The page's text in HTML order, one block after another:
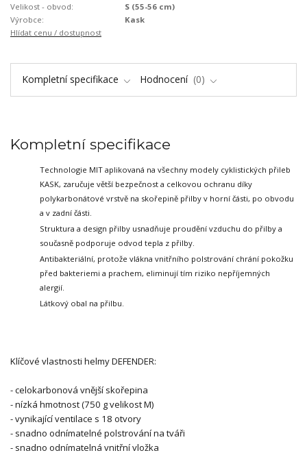
Velikost - obvod:
S (55-56 cm)
Výrobce:
Kask
Hlídat cenu / dostupnost
Kompletní specifikace Hodnocení 0
Kompletní specifikace
Technologie MIT aplikovaná na všechny modely cyklistických přileb
KASK, zaručuje větší bezpečnost a celkovou ochranu díky
polykarbonátové vrstvě na skořepině přilby v horní části, po obvodu
a v zadní části.
Struktura a design přilby usnadňuje proudění vzduchu do přilby a
současně podporuje odvod tepla z přilby.
Antibakteriální, protože vlákna vnitřního polstrování chrání pokožku
před bakteriemi a prachem, eliminují tím riziko nepříjemných
alergií.
Látkový obal na přilbu.
Klíčové vlastnosti helmy DEFENDER:
- celokarbonová vnější skořepina
- nízká hmotnost (750 g velikost M)
- vynikající ventilace s 18 otvory
- snadno odnímatelné polstrování na tváři
- snadno odnímatelná vnitřní vložka